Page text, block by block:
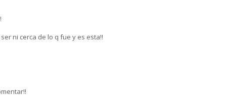
ni cerca de lo q fue y es esta!!